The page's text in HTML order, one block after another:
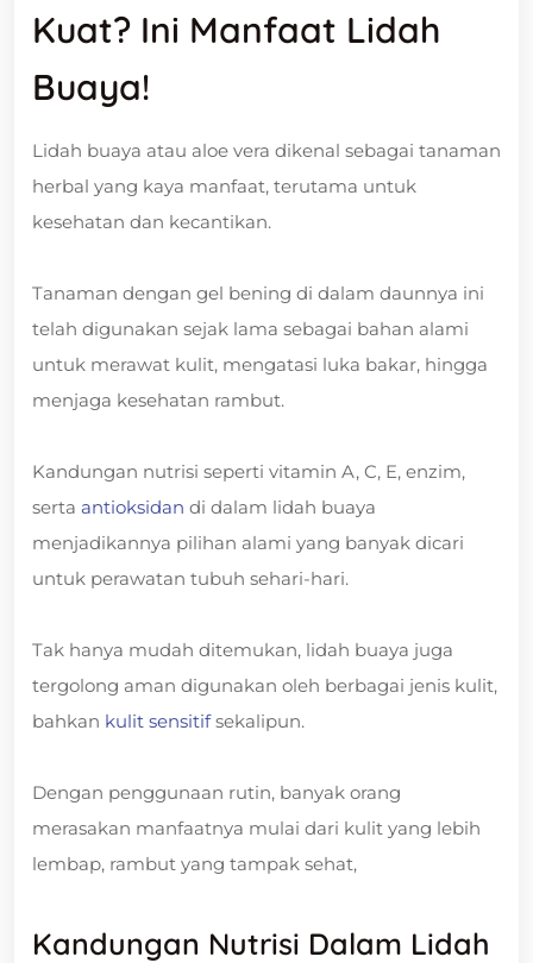
Kuat? Ini Manfaat Lidah
Buaya!
Lidah buaya atau aloe vera dikenal sebagai tanaman
herbal yang kaya manfaat, terutama untuk
kesehatan dan kecantikan.
Tanaman dengan gel bening di dalam daunnya ini
telah digunakan sejak lama sebagai bahan alami
untuk merawat kulit, mengatasi luka bakar, hingga
menjaga kesehatan rambut.
Kandungan nutrisi seperti vitamin A, C, E, enzim,
serta antioksidan di dalam lidah buaya
menjadikannya pilihan alami yang banyak dicari
untuk perawatan tubuh sehari-hari.
Tak hanya mudah ditemukan, lidah buaya juga
tergolong aman digunakan oleh berbagai jenis kulit,
bahkan kulit sensitifsekalipun.
Dengan penggunaan rutin, banyak orang
merasakan manfaatnya mulai dari kulit yang lebih
lembap, rambut yang tampak sehat,
Kandungan Nutrisi Dalam Lidah